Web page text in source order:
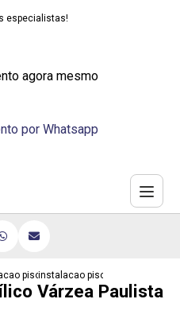
especialistas!
agora mesmo
por Whatsapp
piso laminado durafloor
instalacao pisos vinilico varzea
Várzea Paulista